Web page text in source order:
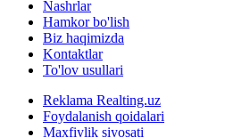
Nashrlar
Hamkor bo'lish
Biz haqimizda
Kontaktlar
To'lov usullari
Reklama Realting.uz
Foydalanish qoidalari
Maxfiylik siyosati